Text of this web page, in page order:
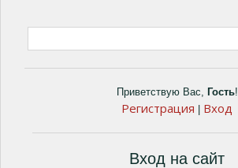
Приветствую Вас, Гость!
Регистрация Вход
Вход на сайт